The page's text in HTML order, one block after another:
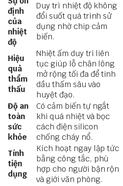
định
của
nhiệt
độ
Duy trì nhiệt độ không
đổi suốt quá trình sử
dụng nhờ chip cảm
biến.
Hiệu
quả
thẩm
thấu
Nhiệt ấm duy trì liên
tục giúp lỗ chân lông
mở rộng tối đa để tinh
dầu thấm sâu vào
huyệt đạo.
Độ an
toàn
sức
khỏe
Có cảm biến tự ngắt
khi quá nhiệt và bọc
cách điện silicon
chống cháy nổ.
Tính
tiện
dụng
Kích hoạt ngay lập tức
bằng công tắc, phù
hợp cho người bận rộn
và giới văn phòng.